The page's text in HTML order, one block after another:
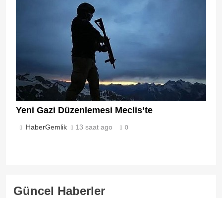
Yeni Gazi Düzenlemesi Meclis’te
HaberGemlik 13 saat ago 0
Güncel Haberler